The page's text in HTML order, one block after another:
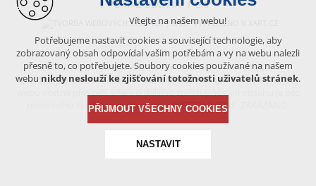
PORTÁL OBČANA
GIS
VYTVOŘENO V XART.CZ
Obsah tohoto portálu je chráněn autorským právem, které
vykonává vydavatel. Jakékoliv užití článků a fotografií z této podoby
písemného souhlasu vydavatele – BÍTEŠSKO.COM -ZAKÁZÁNO.
Vítejte na našem webu!
Potřebujeme nastavit cookies a související technologie, aby
zobrazovaný obsah odpovídal vašim potřebám a vy na webu nalezli
přesně to, co potřebujete. Soubory cookies používané na našem
webu nikdy neslouží ke zjišťování totožnosti uživatelů stránek.
PŘIJMOUT VŠECHNY COOKIES
NASTAVIT